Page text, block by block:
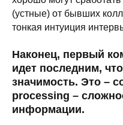
(устные) от бывших
тонкая интуиция
Наконец, первый
идет последним,
значимость. Это –
processing –
информации.